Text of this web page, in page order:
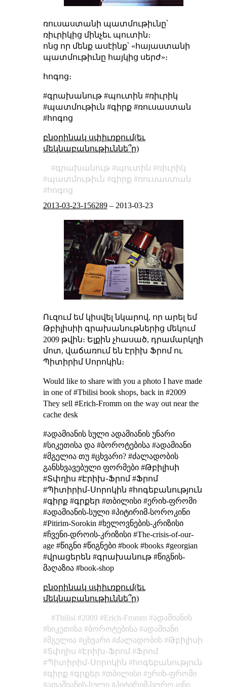
ռուսաստանի պատմութիւնը՝
ռիւրիկից մինչեւ պուտին։
ոնց որ մենք ասէինք՝ «հայաստանի
պատմութիւնը հայկից սերժ»։
հոգոց։
#գրախանութ #պուտին #ռիւրիկ
#պատմութիւն #գիրք #ռուսաստան
#հոգոց
բնօրինակ սփիւռքում(եւ
մեկնաբանութիւննե՞ր)
գրախանութ պուտին
ռիւրիկ
պատմութիւն
գիրք
ռուսաստան
հոգոց
2013-03-23-156289– 2013-03-23
Ուզում եմ կիսվել նկարով, որ արել եմ
Թբիլիսիի գրախանութներից մեկում
2009 թվին։ Ելքին չհասած, դրամարկղի
մոտ, վաճառում են Էրիխ Ֆրոմ ու
Պիտիրիմ Սորոկին։
Would like to share with you a photo I have made
in one of #Tbilisi book shops, back in #2009
They sell #Erich-Fromm on the way out near the
cache desk
#ადამიანის სულიადამიანის უნარი
#სიკეთისა და#ბოროტებისა#ადამიანი
#მგელია თუ #ცხვარი?#ძალადობის
განსხვავებულიფორმები #Թբիլիսի
#Տփղիս #Էրիխ֊Ֆրոմ #Ֆրոմ
#Պիտիրիմ֊Սորոկին #հոգեբանություն
#գիրք #գրքեր #თბილისი #ერიხ-ფრომი
#ადამიანის-სული #პიტირიმ-სოროკინი
#Pitirim-Sorokin #ხელოვნების-კრიზისი
#ჩვენი-დროის-კრიზისი #The-crisis-of-our-
age #წიგნი #წიგნები #book #books #georgian
#վրացերեն #գրախանութ #წიგნის-
მაღაზია #book-shop
բնօրինակ սփիւռքում(եւ
մեկնաբանութիւննե՞ր)
Tbilisi 2009 Erich-Fromm
ადამიანის
სიკეთისა
ბოროტებისა
ადამიანი
მგელია
ცხვარი ძალადობის
Թբիլիսի
Տփղիս
Էրիխ֊Ֆրոմ
Ֆրոմ
Պիտիրիմ֊Սորոկին
հոգեբանություն
գիրք
գրքեր თბილისი
ერიხ-ფრომი
ადამიანის-სული
პიტირიმ-სოროკინი